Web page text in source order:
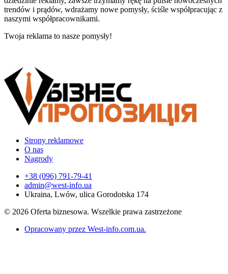
trendów i prądów, wdrażamy nowe pomysły, ściśle współpracując z
naszymi współpracownikami.
Twoja reklama to nasze pomysły!
Strony reklamowe
O nas
Nagrody
+38 (096) 791-79-41
admin@west-info.ua
Ukraina, Lwów, ulica Gorodotska 174
© 2026 Oferta biznesowa. Wszelkie prawa zastrzeżone
Opracowany przez West-info.com.ua.